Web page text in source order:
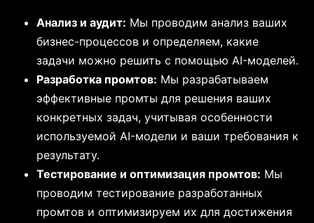
Анализ и аудит: Мы проводим анализ ваших
бизнес-процессов и определяем, какие
задачи можно решить с помощью AI-моделей.
Разработка промтов: Мы разрабатываем
эффективные промты для решения ваших
конкретных задач, учитывая особенности
используемой AI-модели и ваши требования к
результату.
Тестирование и оптимизация промтов: Мы
проводим тестирование разработанных
промтов и оптимизируем их для достижения